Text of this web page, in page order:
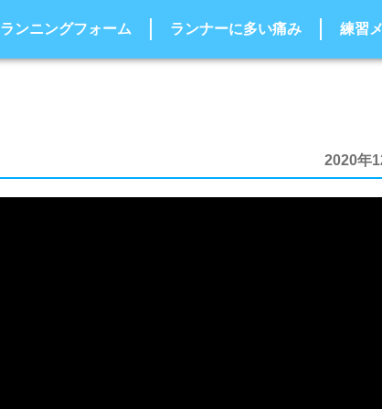
ランニングフォーム ランナーに多い痛み 練習
2020年